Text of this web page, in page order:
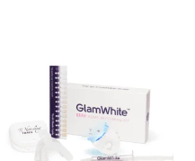
through
€ 49,99
έχει
πολλαπλές